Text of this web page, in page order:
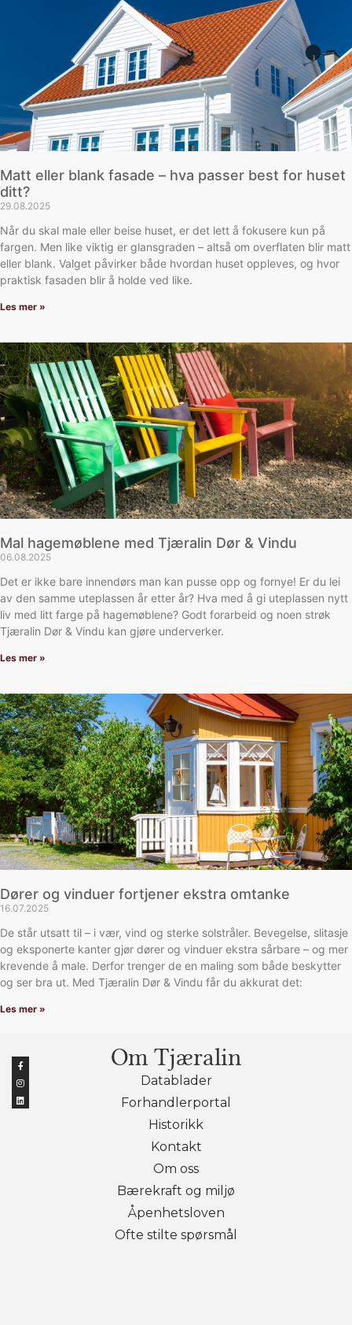
Matt eller blank fasade – hva passer best for huset
ditt?
29.08.2025
Når du skal male eller beise huset, er det lett å fokusere kun på
fargen. Men like viktig er glansgraden – altså om overflaten blir matt
eller blank. Valget påvirker både hvordan huset oppleves, og hvor
praktisk fasaden blir å holde ved like.
Les mer »
Mal hagemøblene med Tjæralin Dør & Vindu
06.08.2025
Det er ikke bare innendørs man kan pusse opp og fornye! Er du lei
av den samme uteplassen år etter år? Hva med å gi uteplassen nytt
liv med litt farge på hagemøblene? Godt forarbeid og noen strøk
Tjæralin Dør & Vindu kan gjøre underverker.
Les mer »
Dører og vinduer fortjener ekstra omtanke
16.07.2025
De står utsatt til – i vær, vind og sterke solstråler. Bevegelse, slitasje
og eksponerte kanter gjør dører og vinduer ekstra sårbare – og mer
krevende å male. Derfor trenger de en maling som både beskytter
og ser bra ut. Med Tjæralin Dør & Vindu får du akkurat det:
Les mer »
Om Tjæralin
Datablader
Forhandlerportal
Historikk
Kontakt
Om oss
Bærekraft og miljø
Åpenhetsloven
Ofte stilte spørsmål